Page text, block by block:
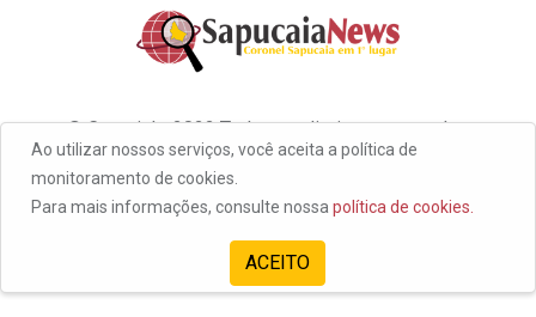
Ao utilizar nossos serviços, você aceita a política de
monitoramento de cookies.
Para mais informações, consulte nossa política de cookies.
ACEITO
© Copyright 2022 Todos os direitos reservados